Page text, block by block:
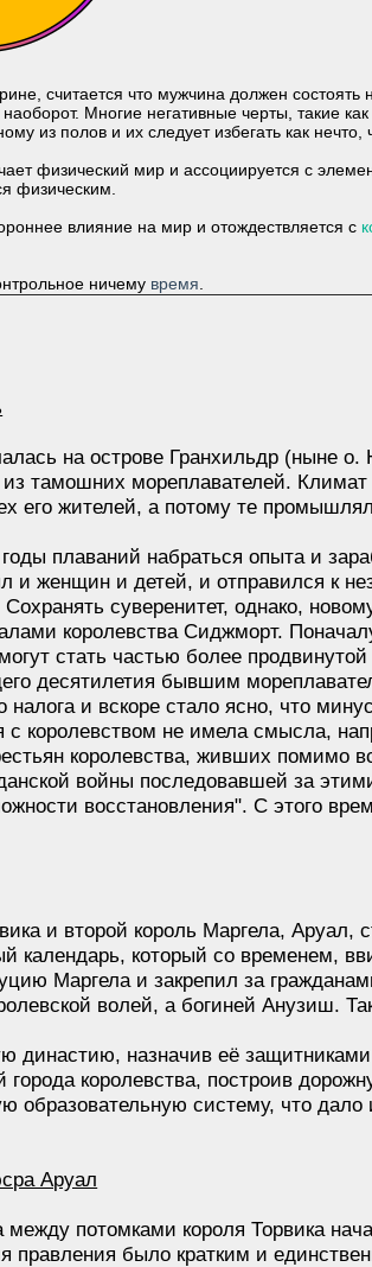
считается что мужчина должен состоять
Многие негативные черты, такие
из полов и их следует избегать как нечто,
физический мир и ассоциируется с
физическим.
влияние на мир и отождествляется с
ничему время
на острове Гранхильдр (ныне
тамошних мореплавателей.
его жителей, а потому те
плаваний набраться опыта и
и женщин и детей, и отправился к
суверенитет, однако,
королевства Сиджморт.
стать частью более
десятилетия бывшим
налога и вскоре стало ясно, что
с королевством не имела смысла,
королевства, живших помимо
войны последовавшей за
восстановления". С этого
и второй король Маргела, Аруал,
календарь, который со временем,
Маргела и закрепил за
волей, а богиней Анузиш.
династию, назначив её
королевства, построив
образовательную систему, что дало
Аруал
потомками короля Торвика
правления было кратким и